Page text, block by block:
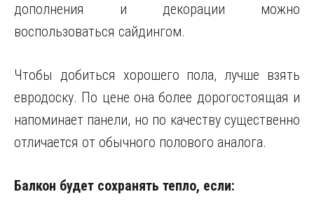
дополнения и декорации можно
воспользоваться сайдингом.
Чтобы добиться хорошего пола, лучше взять
евродоску. По цене она более дорогостоящая и
напоминает панели, но по качеству существенно
отличается от обычного полового аналога.
Балкон будет сохранять тепло, если: